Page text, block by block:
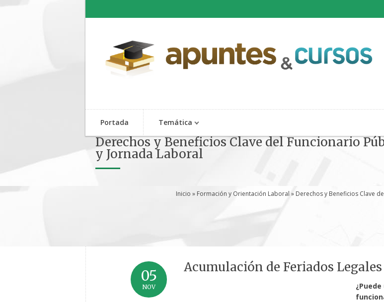
Portada Temática
Derechos y Beneficios Clave del Funcionario
y Jornada Laboral
Inicio » Formación y Orientación Laboral » Derechos y Beneficios Clave
05
NOV
Acumulación de Feriados Legales
¿Puede